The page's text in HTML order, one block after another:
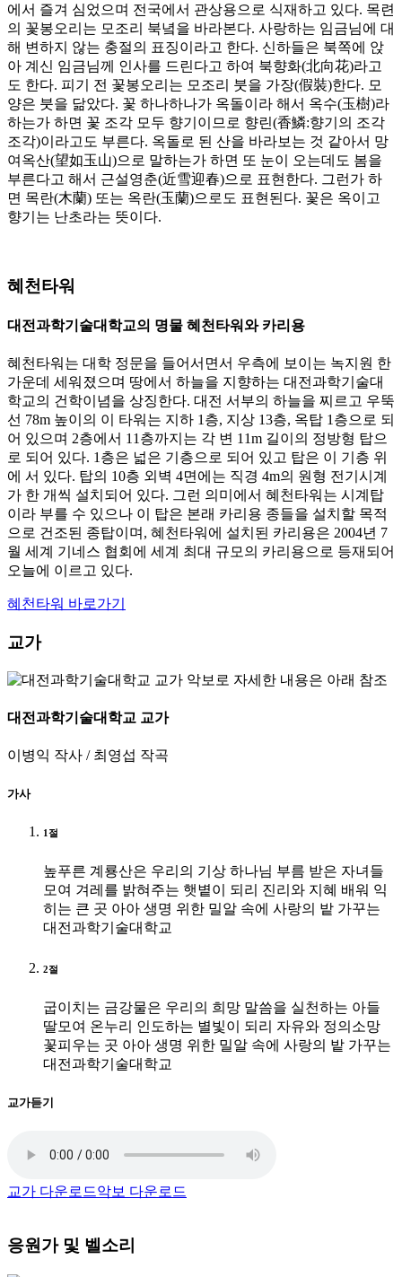
에서 즐겨 심었으며 전국에서 관상용으로 식재하고 있다. 목련
의 꽃봉오리는 모조리 북녘을 바라본다. 사랑하는 임금님에 대
해 변하지 않는 충절의 표징이라고 한다. 신하들은 북쪽에 앉
아 계신 임금님께 인사를 드린다고 하여 북향화(北向花)라고
도 한다. 피기 전 꽃봉오리는 모조리 붓을 가장(假裝)한다. 모
양은 붓을 닮았다. 꽃 하나하나가 옥돌이라 해서 옥수(玉樹)라
하는가 하면 꽃 조각 모두 향기이므로 향린(香鱗:향기의 조각
조각)이라고도 부른다. 옥돌로 된 산을 바라보는 것 같아서 망
여옥산(望如玉山)으로 말하는가 하면 또 눈이 오는데도 봄을
부른다고 해서 근설영춘(近雪迎春)으로 표현한다. 그런가 하
면 목란(木蘭) 또는 옥란(玉蘭)으로도 표현된다. 꽃은 옥이고
향기는 난초라는 뜻이다.
혜천타워
대전과학기술대학교의 명물 혜천타워와 카리용
혜천타워는 대학 정문을 들어서면서 우측에 보이는 녹지원 한
가운데 세워졌으며 땅에서 하늘을 지향하는 대전과학기술대
학교의 건학이념을 상징한다. 대전 서부의 하늘을 찌르고 우뚝
선 78m 높이의 이 타워는 지하 1층, 지상 13층, 옥탑 1층으로 되
어 있으며 2층에서 11층까지는 각 변 11m 길이의 정방형 탑으
로 되어 있다. 1층은 넓은 기층으로 되어 있고 탑은 이 기층 위
에 서 있다. 탑의 10층 외벽 4면에는 직경 4m의 원형 전기시계
가 한 개씩 설치되어 있다. 그런 의미에서 혜천타워는 시계탑
이라 부를 수 있으나 이 탑은 본래 카리용 종들을 설치할 목적
으로 건조된 종탑이며, 혜천타워에 설치된 카리용은 2004년 7
월 세계 기네스 협회에 세계 최대 규모의 카리용으로 등재되어
오늘에 이르고 있다.
혜천타워 바로가기
교가
대전과학기술대학교 교가
이병익 작사 / 최영섭 작곡
가사
1절
높푸른 계룡산은 우리의 기상 하나님 부름 받은 자녀들
모여 겨레를 밝혀주는 햇볕이 되리 진리와 지혜 배워 익
히는 큰 곳 아아 생명 위한 밀알 속에 사랑의 밭 가꾸는
대전과학기술대학교
2절
굽이치는 금강물은 우리의 희망 말씀을 실천하는 아들
딸모여 온누리 인도하는 별빛이 되리 자유와 정의소망
꽃피우는 곳 아아 생명 위한 밀알 속에 사랑의 밭 가꾸는
대전과학기술대학교
교가듣기
교가 다운로드악보 다운로드
응원가 및 벨소리